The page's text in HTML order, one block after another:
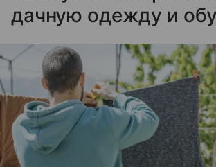
дачную одежду и